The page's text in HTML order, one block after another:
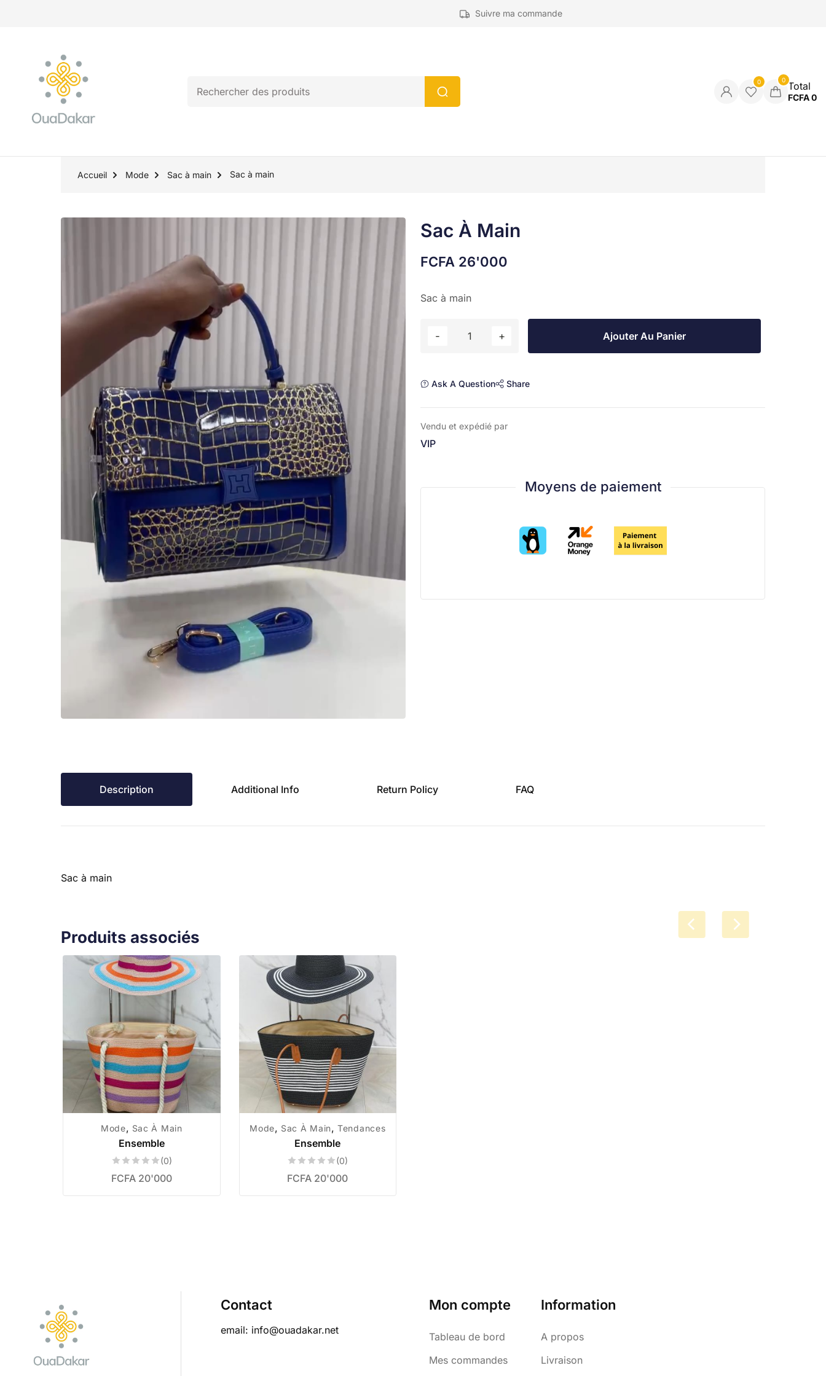
Suivre ma commande
0 0 Total
FCFA0
Accueil Mode Sac à main Sac à main
Sac À Main
FCFA 26'000
Sac à main
Ajouter Au Panier
Ask A Question Share
Vendu et expédié par
VIP
Moyens de paiement
Description Additional Info Return Policy FAQ
Sac à main
Produits associés
Mode, Sac À Main
Ensemble
(0)
FCFA20'000
Mode, Sac À Main, Tendances
Ensemble
(0)
FCFA 20'000
Contact
email: info@ouadakar.net
Mon compte
Tableau de bord
Mes commandes
Information
A propos
Livraison